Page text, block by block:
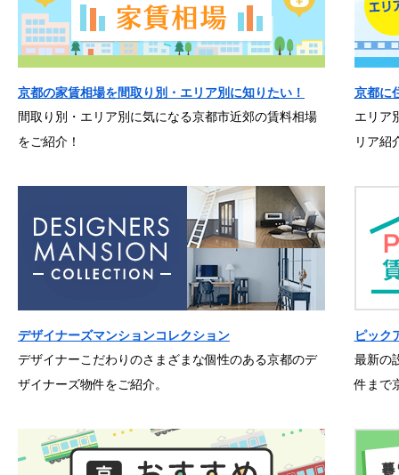
京都の家賃相場を間取り別・エリア別に知りたい！
間取り別・エリア別に気になる京都市近郊の賃料相場
をご紹介！
京都に
エリア
リア紹
デザイナーズマンションコレクション
デザイナーこだわりのさまざまな個性のある京都のデ
ザイナーズ物件をご紹介。
ピック
最新の
件まで